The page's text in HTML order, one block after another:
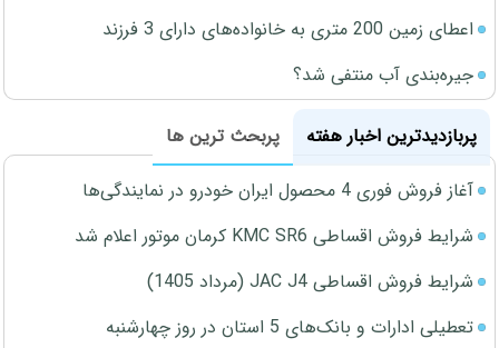
اعطای زمین 200 متری به خانواده‌های دارای 3 فرزند
جیره‌بندی آب منتفی شد؟
پربازدیدترین اخبار هفته
پربحث ترین ها
آغاز فروش فوری 4 محصول ایران خودرو در نمایندگی‌ها
شرایط فروش اقساطی KMC SR6 کرمان موتور اعلام شد
شرایط فروش اقساطی JAC J4 (مرداد 1405)
تعطیلی ادارات و بانک‌های 5 استان در روز چهارشنبه